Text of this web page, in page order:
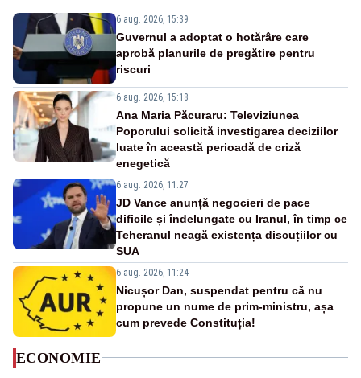
6 aug. 2026, 15:39
Guvernul a adoptat o hotărâre care
aprobă planurile de pregătire pentru
riscuri
6 aug. 2026, 15:18
Ana Maria Păcuraru: Televiziunea
Poporului solicită investigarea deciziilor
luate în această perioadă de criză
enegetică
6 aug. 2026, 11:27
JD Vance anunță negocieri de pace
dificile și îndelungate cu Iranul, în timp ce
Teheranul neagă existența discuțiilor cu
SUA
6 aug. 2026, 11:24
Nicușor Dan, suspendat pentru că nu
propune un nume de prim-ministru, așa
cum prevede Constituția!
ECONOMIE